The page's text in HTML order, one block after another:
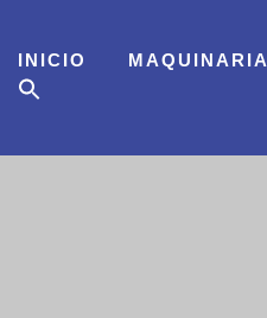
content
INICIO MAQUINARIA